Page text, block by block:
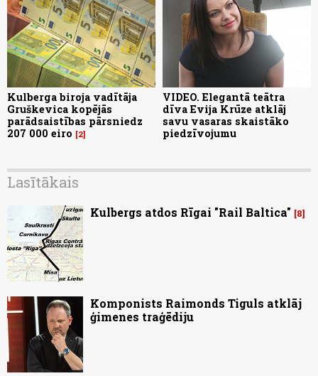
Kulberga biroja vadītāja
Gruškevica kopējās
parādsaistības pārsniedz
207 000 eiro
2
VIDEO. Elegantā teātra
dīva Evija Krūze atklāj
savu vasaras skaistāko
piedzīvojumu
Lasītākais
Kulbergs atdos Rīgai "Rail Baltica" 8
Komponists Raimonds Tiguls atklāj
ģimenes traģēdiju